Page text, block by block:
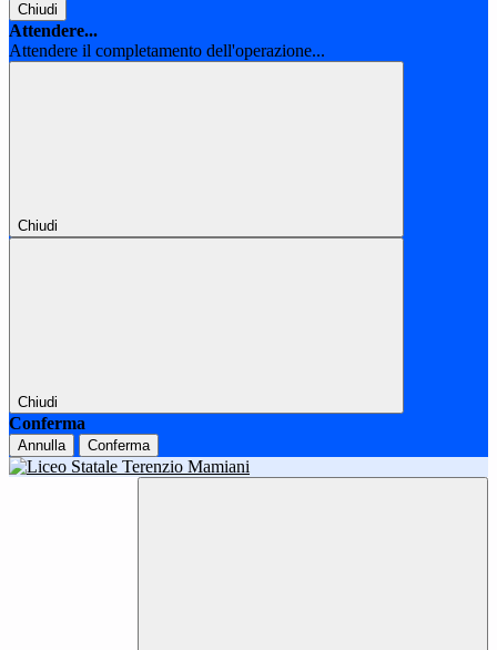
Chiudi
Attendere...
Attendere il completamento dell'operazione...
Chiudi
Chiudi
Conferma
Annulla Conferma